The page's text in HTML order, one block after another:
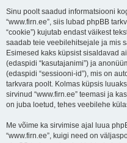
Sinu poolt saadud informatsiooni
“www.firn.ee”, siis lubad phpBB
“cookie”) kujutab endast väikest
saadab teie veebilehitsejale ja mis
Esimesed kaks küpsist sisaldavad
(edaspidi “kasutajanimi”) ja
(edaspidi “sessiooni-id”), mis on
tarkvara poolt. Kolmas küpsis
sirvinud “www.firn.ee” teemasi ja
on juba loetud, tehes veebilehe
Me võime ka sirvimise ajal luua
“www.firn.ee”, kuigi need on